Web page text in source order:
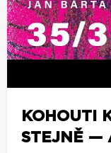
KOHOUTI
STEJNĚ —